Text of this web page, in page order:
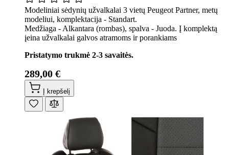
Modeliniai sėdynių užvalkalai 3 vietų Peugeot Partner, metų
modeliui, komplektacija - Standart.
Medžiaga - Alkantara (rombas), spalva - Juoda. Į komplektą
įeina užvalkalai galvos atramoms ir porankiams
Pristatymo trukmė 2-3 savaitės.
289,00 €
Į krepšelį